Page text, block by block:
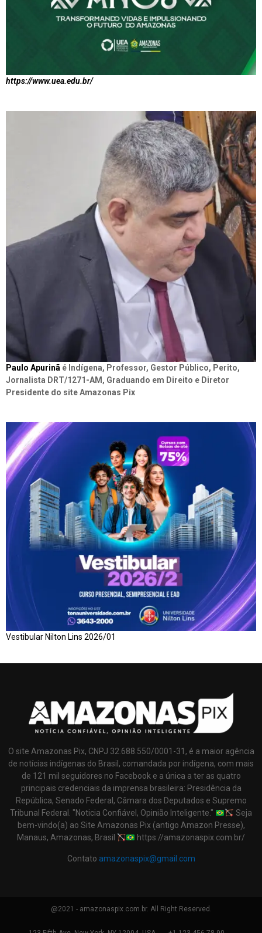
https://www.uea.edu.br/
Paulo Apurinã é Indígena, Professor, Gestor Público, Perito,
Jornalista DRT/1271-AM, Graduando em Direito e Diretor
Presidente do site Amazonas Pix
Vestibular Nilton Lins 2026/01
O site Amazonas Pix, CNPJ 32.688.550/0001-31, é a maior agência
de notícias indígenas do Brasil, comandada por indígena, com mais
de 121 mil seguidores no Facebook e a única a ter as quatro
principais credenciais da imprensa brasileira: Presidência da
República, Senado Federal, Câmara dos Deputados e Supremo
Tribunal Federal. "Noticia Confiável, Opinião Inteligente."
Seja
bem-vindo(a) ao Site Amazonas Pix (antigo Amazon Presse),
Manaus, Amazonas, Brasil
https://amazonaspix.com.br/
Contato amazonaspix@gmail.com
@2021 - amazonaspix.com.br. All Right Reserved.